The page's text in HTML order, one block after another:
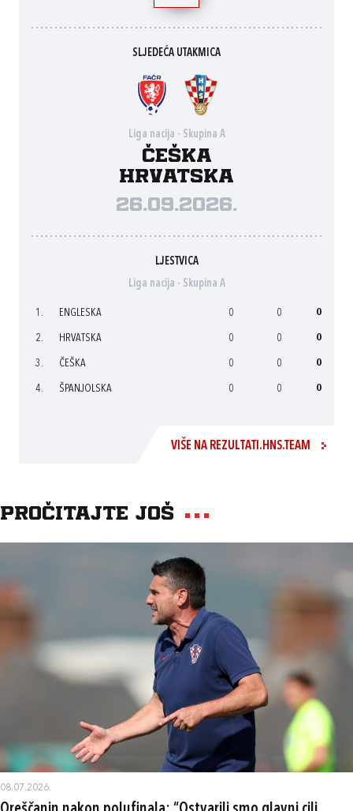
SLJEDEĆA UTAKMICA
Liga nacija - Skupina A
Češka
Hrvatska
26.09.2026.
LJESTVICA
Liga nacija - Skupina A
1. ENGLESKA 0 0 0
2. HRVATSKA 0 0 0
3. ČEŠKA 0 0 0
4. ŠPANJOLSKA 0 0 0
VIŠE NA REZULTATI.HNS.TEAM
Pročitajte još
08.07.2026.